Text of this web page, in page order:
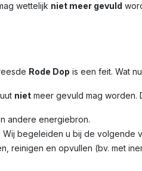
wettelijk niet meer gevuld
Rode Dop is een feit. Wat
niet meer gevuld mag worden.
andere energiebron.
Wij begeleiden u bij de volgende
reinigen en opvullen (bv. met